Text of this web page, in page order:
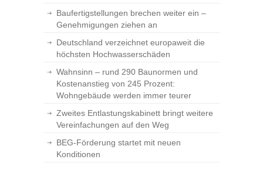
Baufertigstellungen brechen weiter ein –
Genehmigungen ziehen an
Deutschland verzeichnet europaweit die
höchsten Hochwasserschäden
Wahnsinn – rund 290 Baunormen und
Kostenanstieg von 245 Prozent:
Wohngebäude werden immer teurer
Zweites Entlastungskabinett bringt weitere
Vereinfachungen auf den Weg
BEG-Förderung startet mit neuen
Konditionen